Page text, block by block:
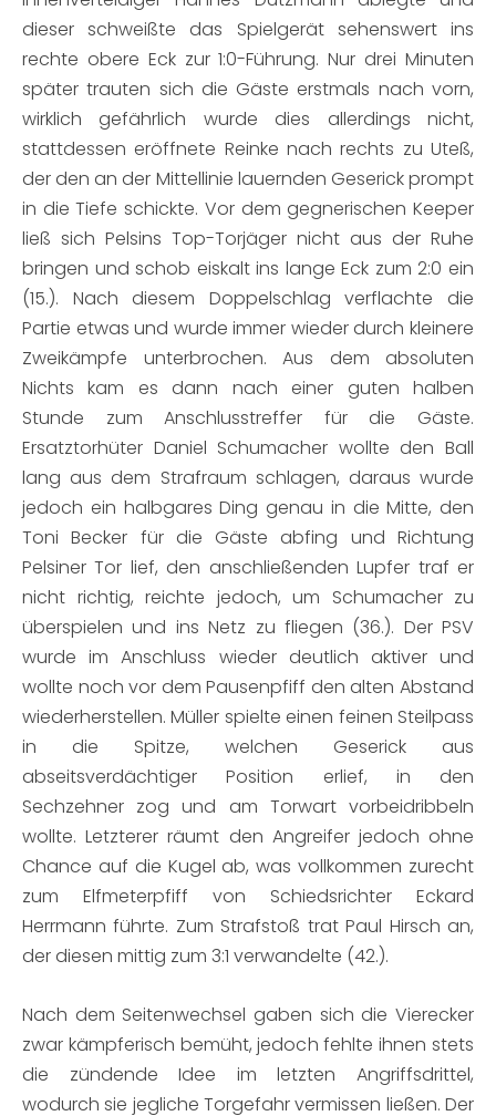
dieser schweißte das Spielgerät sehenswert ins
rechte obere Eck zur 1:0-Führung. Nur drei Minuten
später trauten sich die Gäste erstmals nach vorn,
wirklich gefährlich wurde dies allerdings nicht,
stattdessen eröffnete Reinke nach rechts zu Uteß,
der den an der Mittellinie lauernden Geserick prompt
in die Tiefe schickte. Vor dem gegnerischen Keeper
ließ sich Pelsins Top-Torjäger nicht aus der Ruhe
bringen und schob eiskalt ins lange Eck zum 2:0 ein
(15.). Nach diesem Doppelschlag verflachte die
Partie etwas und wurde immer wieder durch kleinere
Zweikämpfe unterbrochen. Aus dem absoluten
Nichts kam es dann nach einer guten halben
Stunde zum Anschlusstreffer für die Gäste.
Ersatztorhüter Daniel Schumacher wollte den Ball
lang aus dem Strafraum schlagen, daraus wurde
jedoch ein halbgares Ding genau in die Mitte, den
Toni Becker für die Gäste abfing und Richtung
Pelsiner Tor lief, den anschließenden Lupfer traf er
nicht richtig, reichte jedoch, um Schumacher zu
überspielen und ins Netz zu fliegen (36.). Der PSV
wurde im Anschluss wieder deutlich aktiver und
wollte noch vor dem Pausenpfiff den alten Abstand
wiederherstellen. Müller spielte einen feinen Steilpass
in die Spitze, welchen Geserick aus
abseitsverdächtiger Position erlief, in den
Sechzehner zog und am Torwart vorbeidribbeln
wollte. Letzterer räumt den Angreifer jedoch ohne
Chance auf die Kugel ab, was vollkommen zurecht
zum Elfmeterpfiff von Schiedsrichter Eckard
Herrmann führte. Zum Strafstoß trat Paul Hirsch an,
der diesen mittig zum 3:1 verwandelte (42.).
Nach dem Seitenwechsel gaben sich die Vierecker
zwar kämpferisch bemüht, jedoch fehlte ihnen stets
die zündende Idee im letzten Angriffsdrittel,
wodurch sie jegliche Torgefahr vermissen ließen. Der